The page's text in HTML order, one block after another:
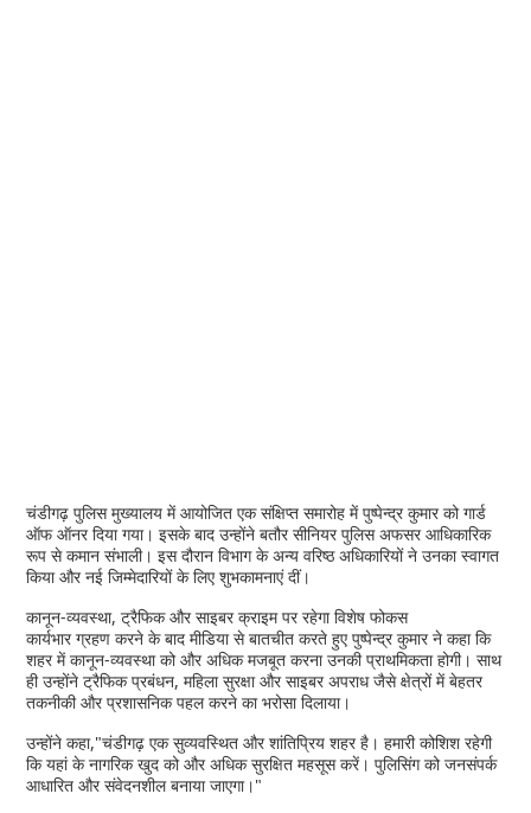
चंडीगढ़ पुलिस मुख्यालय में आयोजित एक संक्षिप्त समारोह में पुष्पेन्द्र कुमार को गार्ड
ऑफ ऑनर दिया गया। इसके बाद उन्होंने बतौर सीनियर पुलिस अफसर आधिकारिक
रूप से कमान संभाली। इस दौरान विभाग के अन्य वरिष्ठ अधिकारियों ने उनका स्वागत
किया और नई जिम्मेदारियों के लिए शुभकामनाएं दीं।
कानून-व्यवस्था, ट्रैफिक और साइबर क्राइम पर रहेगा विशेष फोकस
कार्यभार ग्रहण करने के बाद मीडिया से बातचीत करते हुए पुष्पेन्द्र कुमार ने कहा कि
शहर में कानून-व्यवस्था को और अधिक मजबूत करना उनकी प्राथमिकता होगी। साथ
ही उन्होंने ट्रैफिक प्रबंधन, महिला सुरक्षा और साइबर अपराध जैसे क्षेत्रों में बेहतर
तकनीकी और प्रशासनिक पहल करने का भरोसा दिलाया।
उन्होंने कहा,"चंडीगढ़ एक सुव्यवस्थित और शांतिप्रिय शहर है। हमारी कोशिश रहेगी
कि यहां के नागरिक खुद को और अधिक सुरक्षित महसूस करें। पुलिसिंग को जनसंपर्क
आधारित और संवेदनशील बनाया जाएगा।"